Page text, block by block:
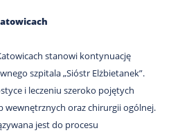
stanowi kontynuację
szpitala „Sióstr Elżbietanek”.
i leczeniu szeroko pojętych
wewnętrznych oraz chirurgii ogólnej.
jest do procesu